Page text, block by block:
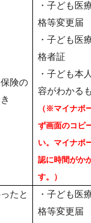
険の
・子ども医
格等変更届
・子ども医
格者証
・子ども本
容がわかる
（※マイナポ
ず画面のコピ
い。マイナポ
認に時間がか
す。）
たと
・子ども医
格等変更届